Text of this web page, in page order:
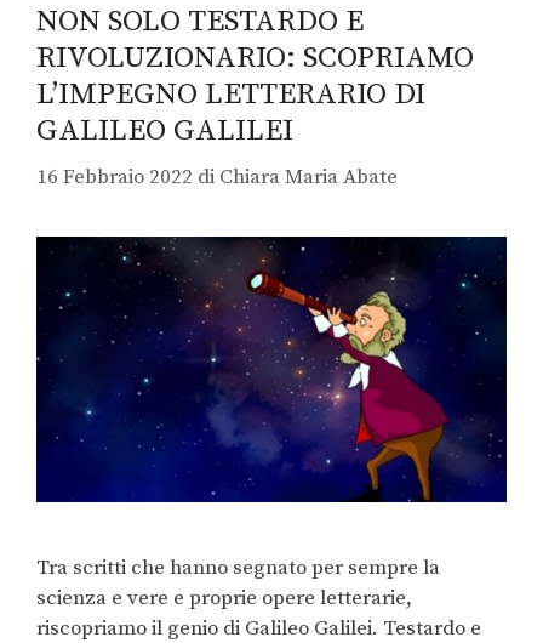
NON SOLO TESTARDO E
RIVOLUZIONARIO: SCOPRIAMO
L’IMPEGNO LETTERARIO DI
GALILEO GALILEI
16 Febbraio 2022 di Chiara Maria Abate
Tra scritti che hanno segnato per sempre la
scienza e vere e proprie opere letterarie,
riscopriamo il genio di Galileo Galilei. Testardo e